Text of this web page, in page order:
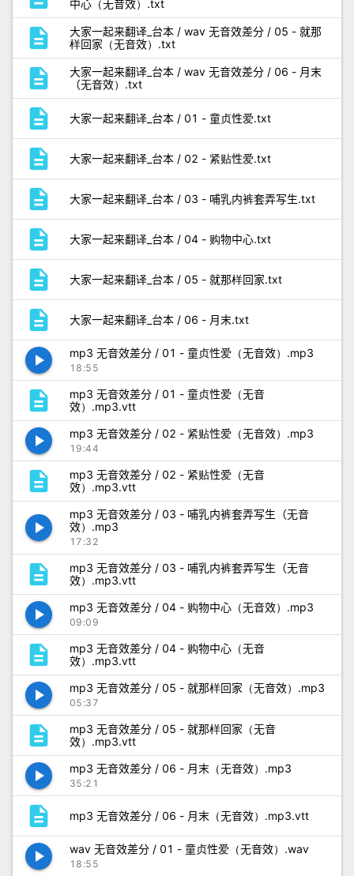
中心（无音效）.txt
description
大家一起来翻译_台本 / wav 无音效差分 / 05 - 就那
样回家（无音效）.txt
description
大家一起来翻译_台本 / wav 无音效差分 / 06 - 月末
（无音效）.txt
description 大家一起来翻译_台本 / 01 - 童贞性爱.txt
description 大家一起来翻译_台本 / 02 - 紧贴性爱.txt
description 大家一起来翻译_台本 / 03 - 哺乳内裤套弄写生.txt
description 大家一起来翻译_台本 / 04 - 购物中心.txt
description 大家一起来翻译_台本 / 05 - 就那样回家.txt
description 大家一起来翻译_台本 / 06 - 月末.txt
play_arrow mp3 无音效差分 / 01 - 童贞性爱（无音效）.mp3
18:55
description
mp3 无音效差分 / 01 - 童贞性爱（无音
效）.mp3.vtt
play_arrow mp3 无音效差分 / 02 - 紧贴性爱（无音效）.mp3
19:44
description
mp3 无音效差分 / 02 - 紧贴性爱（无音
效）.mp3.vtt
play_arrow
mp3 无音效差分 / 03 - 哺乳内裤套弄写生（无音
效）.mp3
17:32
description
mp3 无音效差分 / 03 - 哺乳内裤套弄写生（无音
效）.mp3.vtt
play_arrow mp3 无音效差分 / 04 - 购物中心（无音效）.mp3
09:09
description
mp3 无音效差分 / 04 - 购物中心（无音
效）.mp3.vtt
play_arrow mp3 无音效差分 / 05 - 就那样回家（无音效）.mp3
05:37
description
mp3 无音效差分 / 05 - 就那样回家（无音
效）.mp3.vtt
play_arrow mp3 无音效差分 / 06 - 月末（无音效）.mp3
35:21
description mp3 无音效差分 / 06 - 月末（无音效）.mp3.vtt
play_arrow wav 无音效差分 / 01 - 童贞性爱（无音效）.wav
18:55